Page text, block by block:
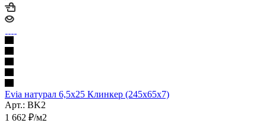
Evia натурал 6,5х25 Клинкер (245x65x7)
Арт.: BK2
1 662 ₽/м2